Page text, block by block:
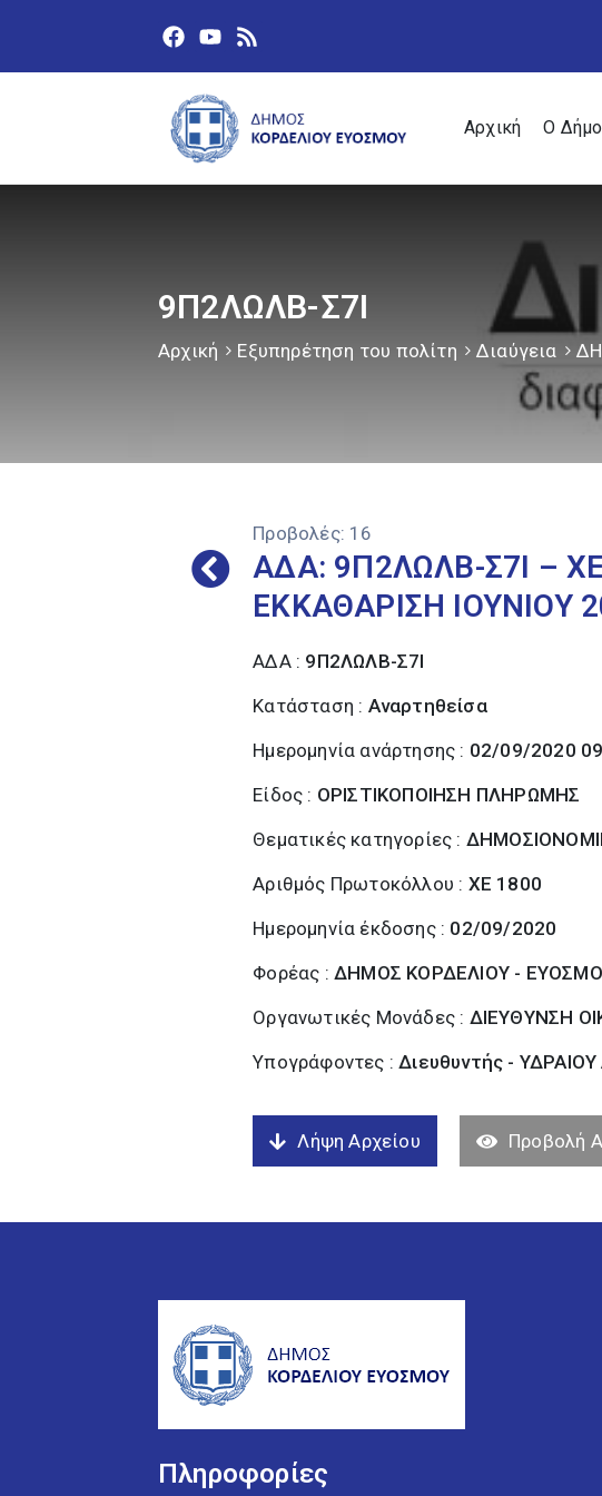
Αρχική Ο
9Π2ΛΩΛΒ-Σ7Ι
Αρχική Εξυπηρέτηση του πολίτη Διαύγεια
Προβολές: 16
ΑΔΑ: 9Π2ΛΩΛΒ-Σ7Ι –
ΕΚΚΑΘΑΡΙΣΗ ΙΟΥΝΙΟΥ
ΑΔΑ : 9Π2ΛΩΛΒ-Σ7Ι
Κατάσταση : Αναρτηθείσα
Ημερομηνία ανάρτησης : 02/09/2020
Είδος : ΟΡΙΣΤΙΚΟΠΟΙΗΣΗ ΠΛΗΡΩΜΗΣ
Θεματικές κατηγορίες :
Αριθμός Πρωτοκόλλου : ΧΕ 1800
Ημερομηνία έκδοσης : 02/09/2020
Φορέας :ΔΗΜΟΣ ΚΟΡΔΕΛΙΟΥ -
Οργανωτικές Μονάδες : ΔΙΕΥΘΥΝΣΗ
Υπογράφοντες :Διευθυντής -
Λήψη Αρχείου Προβολή
Πληροφορίες